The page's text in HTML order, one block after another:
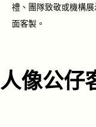
禮、團隊致敬或機構
面客製。
人像公仔